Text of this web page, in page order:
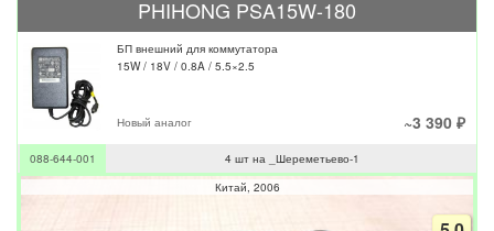
PHIHONG PSA15W-180
БП внешний для коммутатора
15W / 18V / 0.8A / 5.5×2.5
Новый аналог ~3 390 ₽
088-644-001
4 шт на _Шереметьево-1
Китай 2006